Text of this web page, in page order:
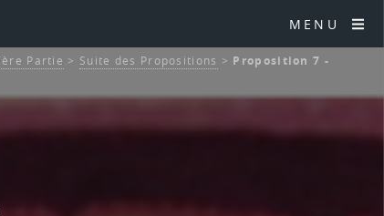
MENU
Partie > Suite des Propositions > Proposition 7 -